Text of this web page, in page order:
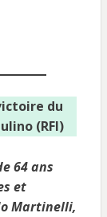
du
(RFI)
64 ans
et
Martinelli,